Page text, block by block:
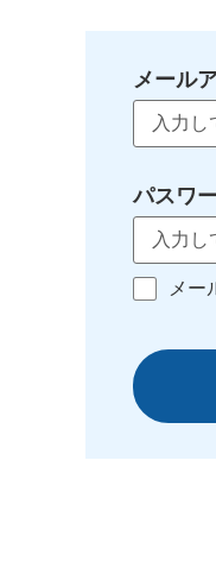
メール
パスワ
メー